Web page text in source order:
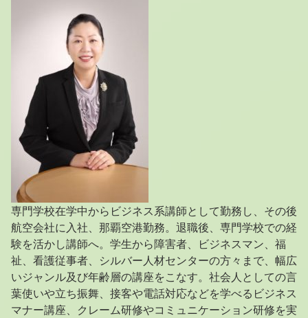
専門学校在学中からビジネス系講師として勤務し、その後
航空会社に入社、那覇空港勤務。退職後、専門学校での経
験を活かし講師へ。学生から障害者、ビジネスマン、福
祉、看護従事者、シルバー人材センターの方々まで、幅広
いジャンル及び年齢層の講座をこなす。社会人としての言
葉使いや立ち振舞、接客や電話対応などを学べるビジネス
マナー講座、クレーム研修やコミュニケーション研修を実